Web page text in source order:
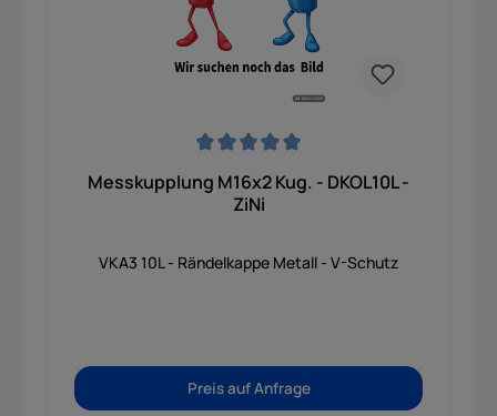
Messkupplung M16x2 Kug. - DKOL10L -
ZiNi
VKA3 10L - Rändelkappe Metall - V-Schutz
Preis auf Anfrage